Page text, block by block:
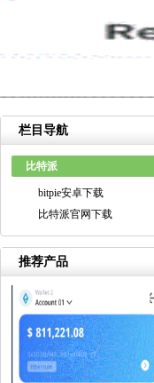
栏目导航
比特派
bitpie安卓下载
比特派官网下载
推荐产品